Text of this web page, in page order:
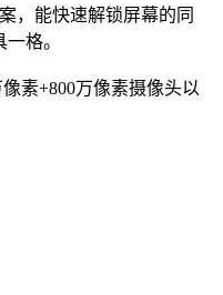
，能快速解锁屏幕的同
格。
素+800万像素摄像头以